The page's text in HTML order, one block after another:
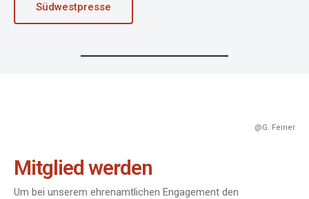
Südwestpresse
@G. Feiner
Mitglied werden
Um bei unserem ehrenamtlichen Engagement den